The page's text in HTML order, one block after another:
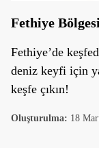
Fethiye
Fethiye’de
deniz keyfi için
keşfe çıkın!
Oluşturulma: 18